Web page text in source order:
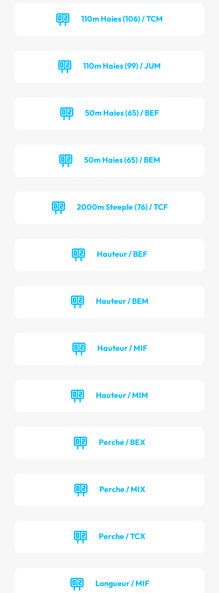
110m Haies (106) / TCM
110m Haies (99) / JUM
50m Haies (65) / BEF
50m Haies (65) / BEM
2000m Steeple (76) / TCF
Hauteur / BEF
Hauteur / BEM
Hauteur / MIF
Hauteur / MIM
Perche / BEX
Perche / MIX
Perche / TCX
Longueur / MIF